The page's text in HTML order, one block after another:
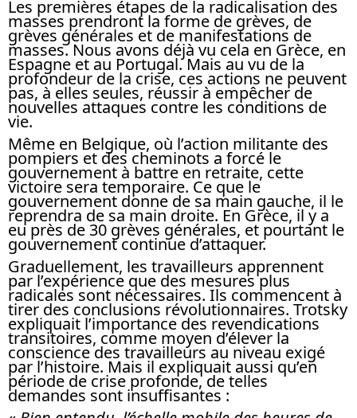
Les premières étapes de la radicalisation des
masses prendront la forme de grèves, de
grèves générales et de manifestations de
masses. Nous avons déjà vu cela en Grèce, en
Espagne et au Portugal. Mais au vu de la
profondeur de la crise, ces actions ne peuvent
pas, à elles seules, réussir à empêcher de
nouvelles attaques contre les conditions de
vie.
Même en Belgique, où l’action militante des
pompiers et des cheminots a forcé le
gouvernement à battre en retraite, cette
victoire sera temporaire. Ce que le
gouvernement donne de sa main gauche, il le
reprendra de sa main droite. En Grèce, il y a
eu près de 30 grèves générales, et pourtant le
gouvernement continue d’attaquer.
Graduellement, les travailleurs apprennent
par l’expérience que des mesures plus
radicales sont nécessaires. Ils commencent à
tirer des conclusions révolutionnaires. Trotsky
expliquait l’importance des revendications
transitoires, comme moyen d’élever la
conscience des travailleurs au niveau exigé
par l’histoire. Mais il expliquait aussi qu’en
période de crise profonde, de telles
demandes sont insuffisantes :